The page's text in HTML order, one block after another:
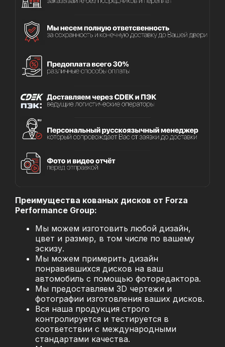
Преимущества кованых дисков от Forza
Performance Group:
Мы можем изготовить любой дизайн,
цвет и размер, в том числе по вашему
эскизу.
Мы можем примерить дизайн
понравившихся дисков на ваш
автомобиль с помощью фоторедактора.
Мы предоставляем 3D чертежи и
фотографии изготовления ваших дисков.
Вся наша продукция строго
контролируется и тестируется в
соответствии с международными
стандартами качества.